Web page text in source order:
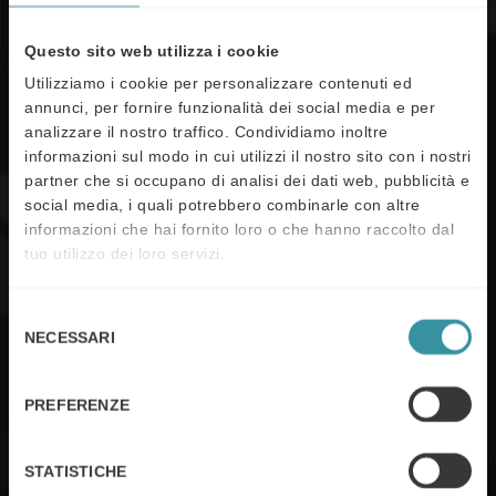
Questo sito web utilizza i cookie
Utilizziamo i cookie per personalizzare contenuti ed
annunci, per fornire funzionalità dei social media e per
analizzare il nostro traffico. Condividiamo inoltre
informazioni sul modo in cui utilizzi il nostro sito con i nostri
partner che si occupano di analisi dei dati web, pubblicità e
social media, i quali potrebbero combinarle con altre
informazioni che hai fornito loro o che hanno raccolto dal
tuo utilizzo dei loro servizi.
delNECESSARI
PREFERENZE
STATISTICHE
delle vendite
2000+
Clienti di diversi paesi e settori industriali